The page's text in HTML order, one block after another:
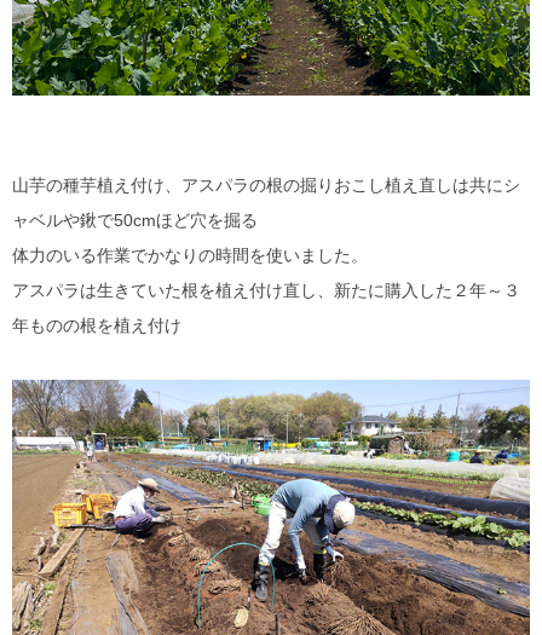
山芋の種芋植え付け、アスパラの根の掘りおこし植え直しは共にシ
ャベルや鍬で50cmほど穴を掘る
体力のいる作業でかなりの時間を使いました。
アスパラは生きていた根を植え付け直し、新たに購入した２年～３
年ものの根を植え付け